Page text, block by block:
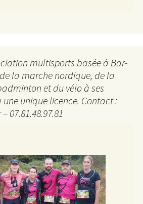
multisports basée à Bar-
la marche nordique, de la
et du vélo à ses
unique licence. Contact :
07.81.48.97.81